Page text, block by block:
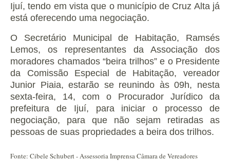
Ijuí, tendo em vista que o município de Cruz Alta já
está oferecendo uma negociação.
O Secretário Municipal de Habitação, Ramsés
Lemos, os representantes da Associação dos
moradores chamados “beira trilhos” e o Presidente
da Comissão Especial de Habitação, vereador
Junior Piaia, estarão se reunindo às 09h, nesta
sexta-feira, 14, com o Procurador Jurídico da
prefeitura de Ijuí, para iniciar o processo de
negociação, para que não sejam retiradas as
pessoas de suas propriedades a beira dos trilhos.
Fonte: Cibele Schubert - Assessoria Imprensa Câmara de Vereadores